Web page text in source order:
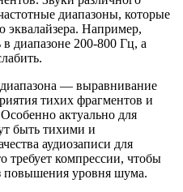
диапазоны, которые
Например,
диапазоне 200-800 Гц, а
— выравнивание
тихих фрагментов и
актуально для
быть тихими и
аудиозаписи для
требует компрессии, чтобы
повышения уровня шума.